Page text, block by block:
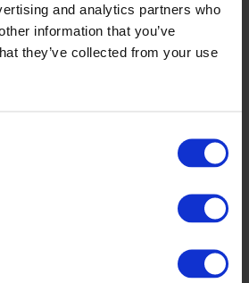
and analytics partners who
information that you’ve
they’ve collected from your use
Exportera ditt dokument från
till STEP-filformatet.